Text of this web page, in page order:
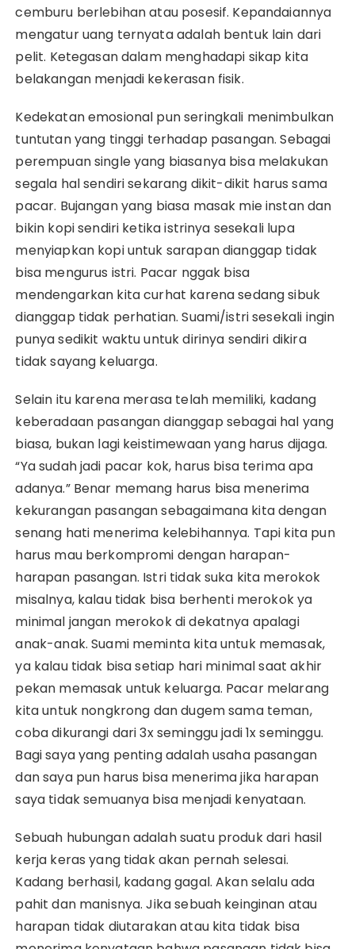
cemburu berlebihan atau posesif. Kepandaiannya
mengatur uang ternyata adalah bentuk lain dari
pelit. Ketegasan dalam menghadapi sikap kita
belakangan menjadi kekerasan fisik.
Kedekatan emosional pun seringkali menimbulkan
tuntutan yang tinggi terhadap pasangan. Sebagai
perempuan single yang biasanya bisa melakukan
segala hal sendiri sekarang dikit-dikit harus sama
pacar. Bujangan yang biasa masak mie instan dan
bikin kopi sendiri ketika istrinya sesekali lupa
menyiapkan kopi untuk sarapan dianggap tidak
bisa mengurus istri. Pacar nggak bisa
mendengarkan kita curhat karena sedang sibuk
dianggap tidak perhatian. Suami/istri sesekali ingin
punya sedikit waktu untuk dirinya sendiri dikira
tidak sayang keluarga.
Selain itu karena merasa telah memiliki, kadang
keberadaan pasangan dianggap sebagai hal yang
biasa, bukan lagi keistimewaan yang harus dijaga.
“Ya sudah jadi pacar kok, harus bisa terima apa
adanya.” Benar memang harus bisa menerima
kekurangan pasangan sebagaimana kita dengan
senang hati menerima kelebihannya. Tapi kita pun
harus mau berkompromi dengan harapan-
harapan pasangan. Istri tidak suka kita merokok
misalnya, kalau tidak bisa berhenti merokok ya
minimal jangan merokok di dekatnya apalagi
anak-anak. Suami meminta kita untuk memasak,
ya kalau tidak bisa setiap hari minimal saat akhir
pekan memasak untuk keluarga. Pacar melarang
kita untuk nongkrong dan dugem sama teman,
coba dikurangi dari 3x seminggu jadi 1x seminggu.
Bagi saya yang penting adalah usaha pasangan
dan saya pun harus bisa menerima jika harapan
saya tidak semuanya bisa menjadi kenyataan.
Sebuah hubungan adalah suatu produk dari hasil
kerja keras yang tidak akan pernah selesai.
Kadang berhasil, kadang gagal. Akan selalu ada
pahit dan manisnya. Jika sebuah keinginan atau
harapan tidak diutarakan atau kita tidak bisa